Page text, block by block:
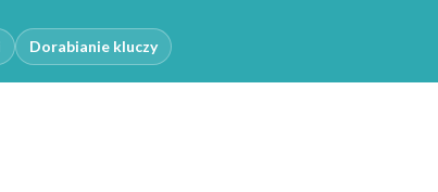
Dorabianie kluczy